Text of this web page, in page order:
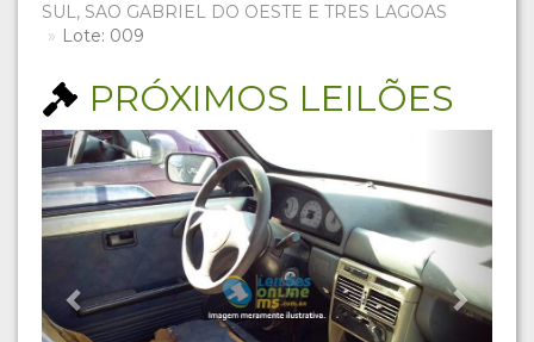
SUL, SAO GABRIEL DO OESTE E TRES LAGOAS
Lote: 009
PRÓXIMOS LEILÕES
Previous